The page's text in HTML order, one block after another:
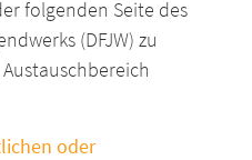
folgenden Seite des
(DFJW) zu
oder